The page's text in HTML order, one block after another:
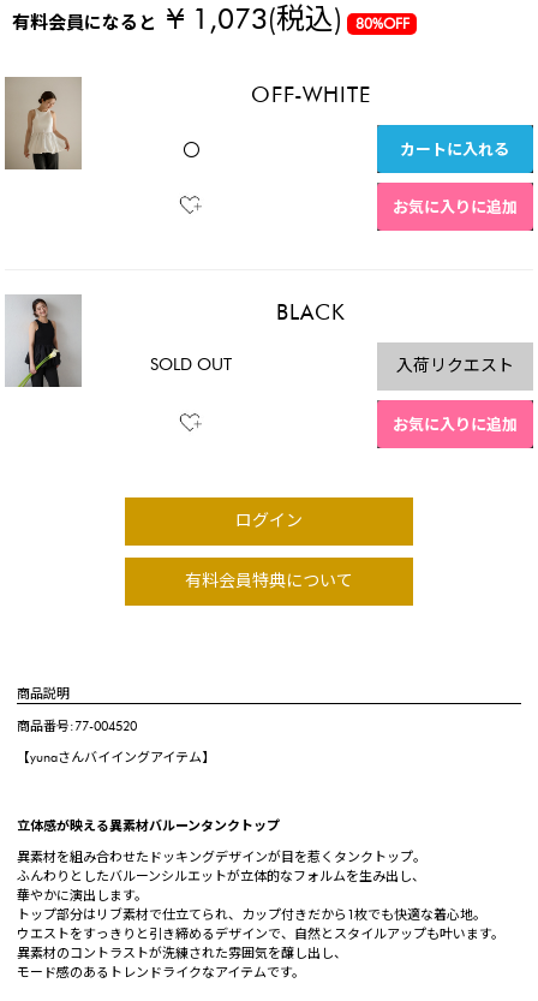
有料会員になると¥ 1,073(税込) 80%OFF
OFF-WHITE
〇 カートに入れる
お気に入りに追加
BLACK
SOLD OUT 入荷リクエスト
お気に入りに追加
ログイン
有料会員特典について
商品説明
商品番号:77-004520
【yunaさんバイイングアイテム】
立体感が映える異素材バルーンタンクトップ
異素材を組み合わせたドッキングデザインが目を惹くタンクトップ。
ふんわりとしたバルーンシルエットが立体的なフォルムを生み出し、
華やかに演出します。
トップ部分はリブ素材で仕立てられ、カップ付きだから1枚でも快適な着心地。
ウエストをすっきりと引き締めるデザインで、自然とスタイルアップも叶います。
異素材のコントラストが洗練された雰囲気を醸し出し、
モード感のあるトレンドライクなアイテムです。